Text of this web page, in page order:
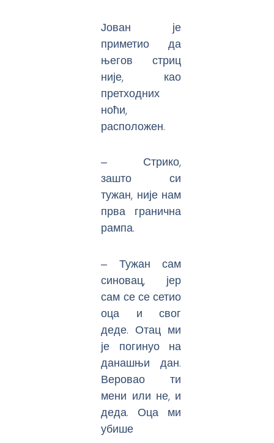
Јован је
приметио да
његов стриц
није, као
претходних
ноћи,
расположен.
‒ Стрико,
зашто си
тужан, није нам
прва гранична
рампа.
‒ Тужан сам
синовац, јер
сам се се сетио
оца и свог
деде. Отац ми
је погинуо на
данашњи дан.
Веровао ти
мени или не, и
деда. Оца ми
убише